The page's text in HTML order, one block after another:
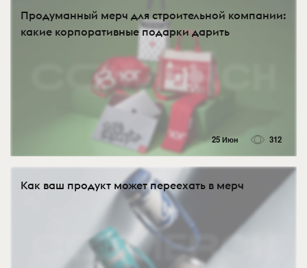
Продуманный мерч для строительной компании:
какие корпоративные подарки дарить
25 Июн 312
Как ваш продукт может переехать в мерч